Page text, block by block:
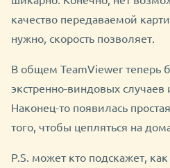
качество передаваемой
нужно, скорость позволяет.
В общем TeamViewer теперь
экстренно-виндовых случаев
Наконец-то появилась
того, чтобы цепляться на
P.S. может кто подскажет,